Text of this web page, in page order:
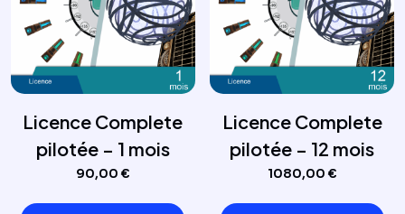
Licence Complete
pilotée – 1 mois
90,00 €
Licence Complete
pilotée – 12 mois
1080,00 €